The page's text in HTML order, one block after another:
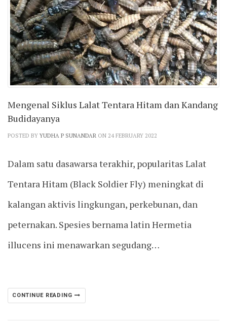
Mengenal Siklus Lalat Tentara Hitam dan Kandang
Budidayanya
POSTED BY YUDHA P SUNANDAR ON 24 FEBRUARY 2022
Dalam satu dasawarsa terakhir, popularitas Lalat
Tentara Hitam (Black Soldier Fly) meningkat di
kalangan aktivis lingkungan, perkebunan, dan
peternakan. Spesies bernama latin Hermetia
illucens ini menawarkan segudang…
CONTINUE READING